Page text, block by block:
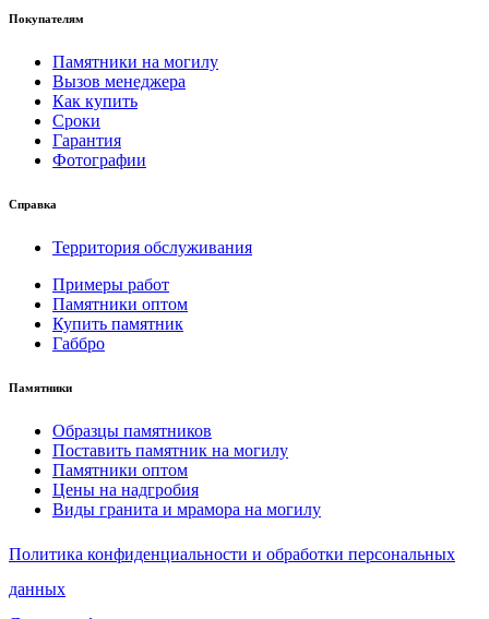
Покупателям
Памятники на могилу
Вызов менеджера
Как купить
Сроки
Гарантия
Фотографии
Справка
Территория обслуживания
Примеры работ
Памятники оптом
Купить памятник
Габбро
Памятники
Образцы памятников
Поставить памятник на могилу
Памятники оптом
Цены на надгробия
Виды гранита и мрамора на могилу
Политика конфиденциальности и обработки персональных
данных